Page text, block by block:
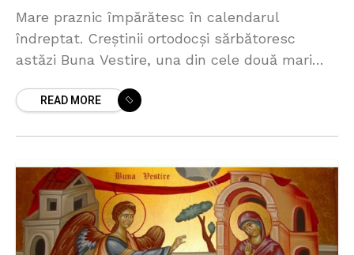
Mare praznic împărătesc în calendarul
îndreptat. Creștinii ortodocși sărbătoresc
astăzi Buna Vestire, una din cele două mari
dezlegare la pește. Este ziua în
READ MORE